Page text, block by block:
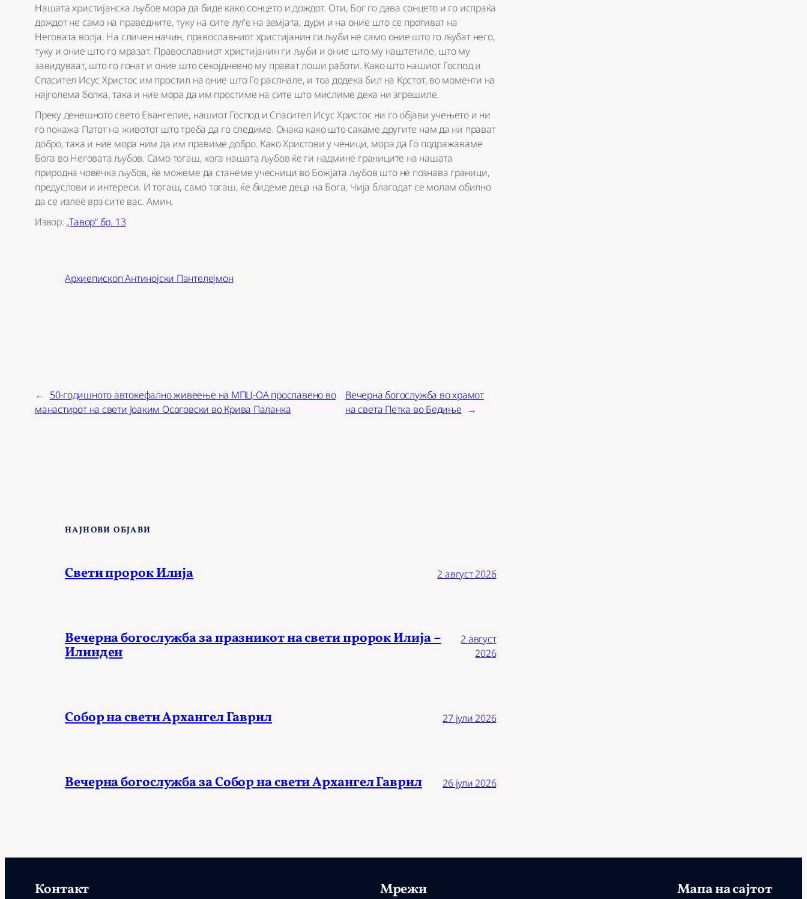
Нашата христијанска љубов мора да биде како сонцето и дождот. Оти, Бог го дава сонцето и го испраќа
дождот не само на праведните, туку на сите луѓе на земјатa, дури и на оние што се противат на
Неговата волја. На сличен начин, православниот христијанин ги љуби не само оние што го љубат него,
туку и оние што го мразат. Православниот христијанин ги љуби и оние што му наштетиле, што му
завидуваат, што го гонат и оние што секојдневно му прават лоши работи. Како што нашиот Господ и
Спасител Исус Христос им простил на оние што Го распнале, и тоа додека бил на Крстот, во моменти на
најголема болка, така и ние мора да им простиме на сите што мислиме дека ни згрешиле.
Преку денешното свето Евангелие, нашиот Господ и Спасител Исус Христос ни го објави учењето и ни
го покажа Патот на животот што треба да го следиме. Онака како што сакаме другите нам да ни прават
добро, така и ние мора ним да им правиме добро. Како Христови у ченици, мора да Го подражаваме
Бога во Неговата љубов. Само тогаш, кога нашата љубов ќе ги надмине границите на нашата
природна човечка љубов, ќе можеме да станеме учесници во Божјата љубов што не познава граници,
предуслови и интереси. И тогаш, само тогаш, ќе бидеме деца на Бога, Чија благодат се молам обилно
да се излее врз сите вас. Амин.
Извор: „Тавор“ бр. 13
Архиепископ Антинојски Пантелејмон
← 50-годишното автокефално живеење на МПЦ-ОА прославено во
манастирот на свети Јоаким Осоговски во Крива Паланка
Вечерна богослужба во храмот
на света Петка во Бедиње →
НАЈНОВИ ОБЈАВИ
Свети пророк Илија 2 август 2026
Вечерна богослужба за празникот на свети пророк Илија –
Илинден
2 август
2026
Собор на свети Архангел Гаврил 27 јули 2026
Вечерна богослужба за Собор на свети Архангел Гаврил 26 јули 2026
Контакт Мрежи Мапа на сајтот